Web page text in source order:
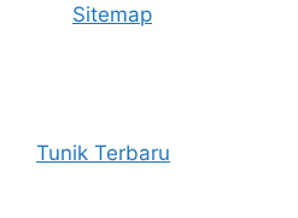
Sitemap
Tunik Terbaru